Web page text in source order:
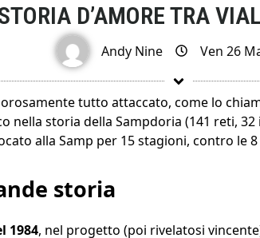
D’AMORE TRA
Andy Nine Ven 26
tutto attaccato, come lo
storia della Sampdoria (141 reti, 32
alla Samp per 15 stagioni, contro le 8
storia
1984, nel progetto (poi rivelatosi